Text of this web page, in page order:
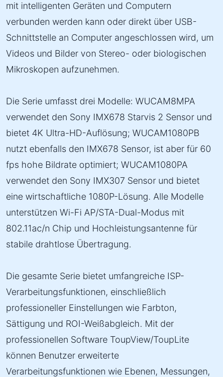
mit intelligenten Geräten und Computern
verbunden werden kann oder direkt über USB-
Schnittstelle an Computer angeschlossen wird, um
Videos und Bilder von Stereo- oder biologischen
Mikroskopen aufzunehmen.
Die Serie umfasst drei Modelle: WUCAM8MPA
verwendet den Sony IMX678 Starvis 2 Sensor und
bietet 4K Ultra-HD-Auflösung; WUCAM1080PB
nutzt ebenfalls den IMX678 Sensor, ist aber für 60
fps hohe Bildrate optimiert; WUCAM1080PA
verwendet den Sony IMX307 Sensor und bietet
eine wirtschaftliche 1080P-Lösung. Alle Modelle
unterstützen Wi-Fi AP/STA-Dual-Modus mit
802.11ac/n Chip und Hochleistungsantenne für
stabile drahtlose Übertragung.
Die gesamte Serie bietet umfangreiche ISP-
Verarbeitungsfunktionen, einschließlich
professioneller Einstellungen wie Farbton,
Sättigung und ROI-Weißabgleich. Mit der
professionellen Software ToupView/ToupLite
können Benutzer erweiterte
Verarbeitungsfunktionen wie Ebenen, Messungen,